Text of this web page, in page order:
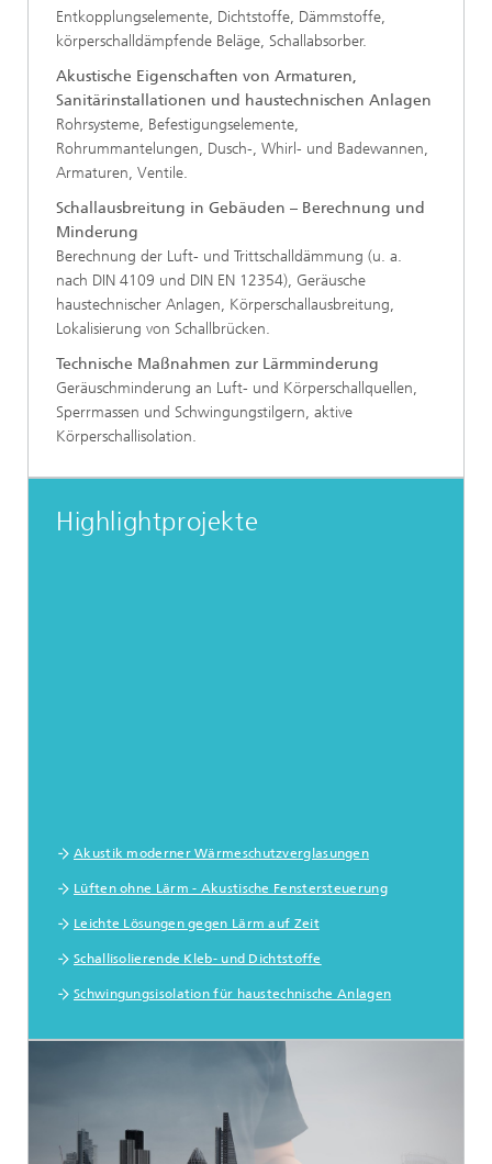
Entkopplungselemente, Dichtstoffe, Dämmstoffe,
körperschalldämpfende Beläge, Schallabsorber.
Akustische Eigenschaften von Armaturen,
Sanitärinstallationen und haustechnischen Anlagen
Rohrsysteme, Befestigungselemente,
Rohrummantelungen, Dusch-, Whirl- und Badewannen,
Armaturen, Ventile.
Schallausbreitung in Gebäuden – Berechnung und
Minderung
Berechnung der Luft- und Trittschalldämmung (u. a.
nach DIN 4109 und DIN EN 12354), Geräusche
haustechnischer Anlagen, Körperschallausbreitung,
Lokalisierung von Schallbrücken.
Technische Maßnahmen zur Lärmminderung
Geräuschminderung an Luft- und Körperschallquellen,
Sperrmassen und Schwingungstilgern, aktive
Körperschallisolation.
Highlightprojekte
Akustik moderner Wärmeschutzverglasungen
Lüften ohne Lärm - Akustische Fenstersteuerung
Leichte Lösungen gegen Lärm auf Zeit
Schallisolierende Kleb- und Dichtstoffe
Schwingungsisolation für haustechnische Anlagen